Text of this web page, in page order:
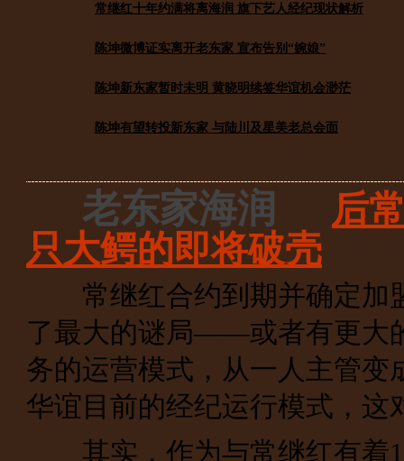
常继红十年约满将离海润 旗下艺人经纪现状解析
陈坤微博证实离开老东家 宣布告别“婉娘”
陈坤新东家暂时未明 黄晓明续签华谊机会渺茫
陈坤有望转投新东家 与陆川及星美老总会面
老东家海润
后
只大鳄的即将破壳
常继红合约到期并确定加
了最大的谜局——或者有更大
务的运营模式，从一人主管
华谊目前的经纪运行模式，
其实，作为与常继红有着